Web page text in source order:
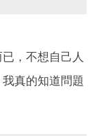
，不想自己人
真的知道問題